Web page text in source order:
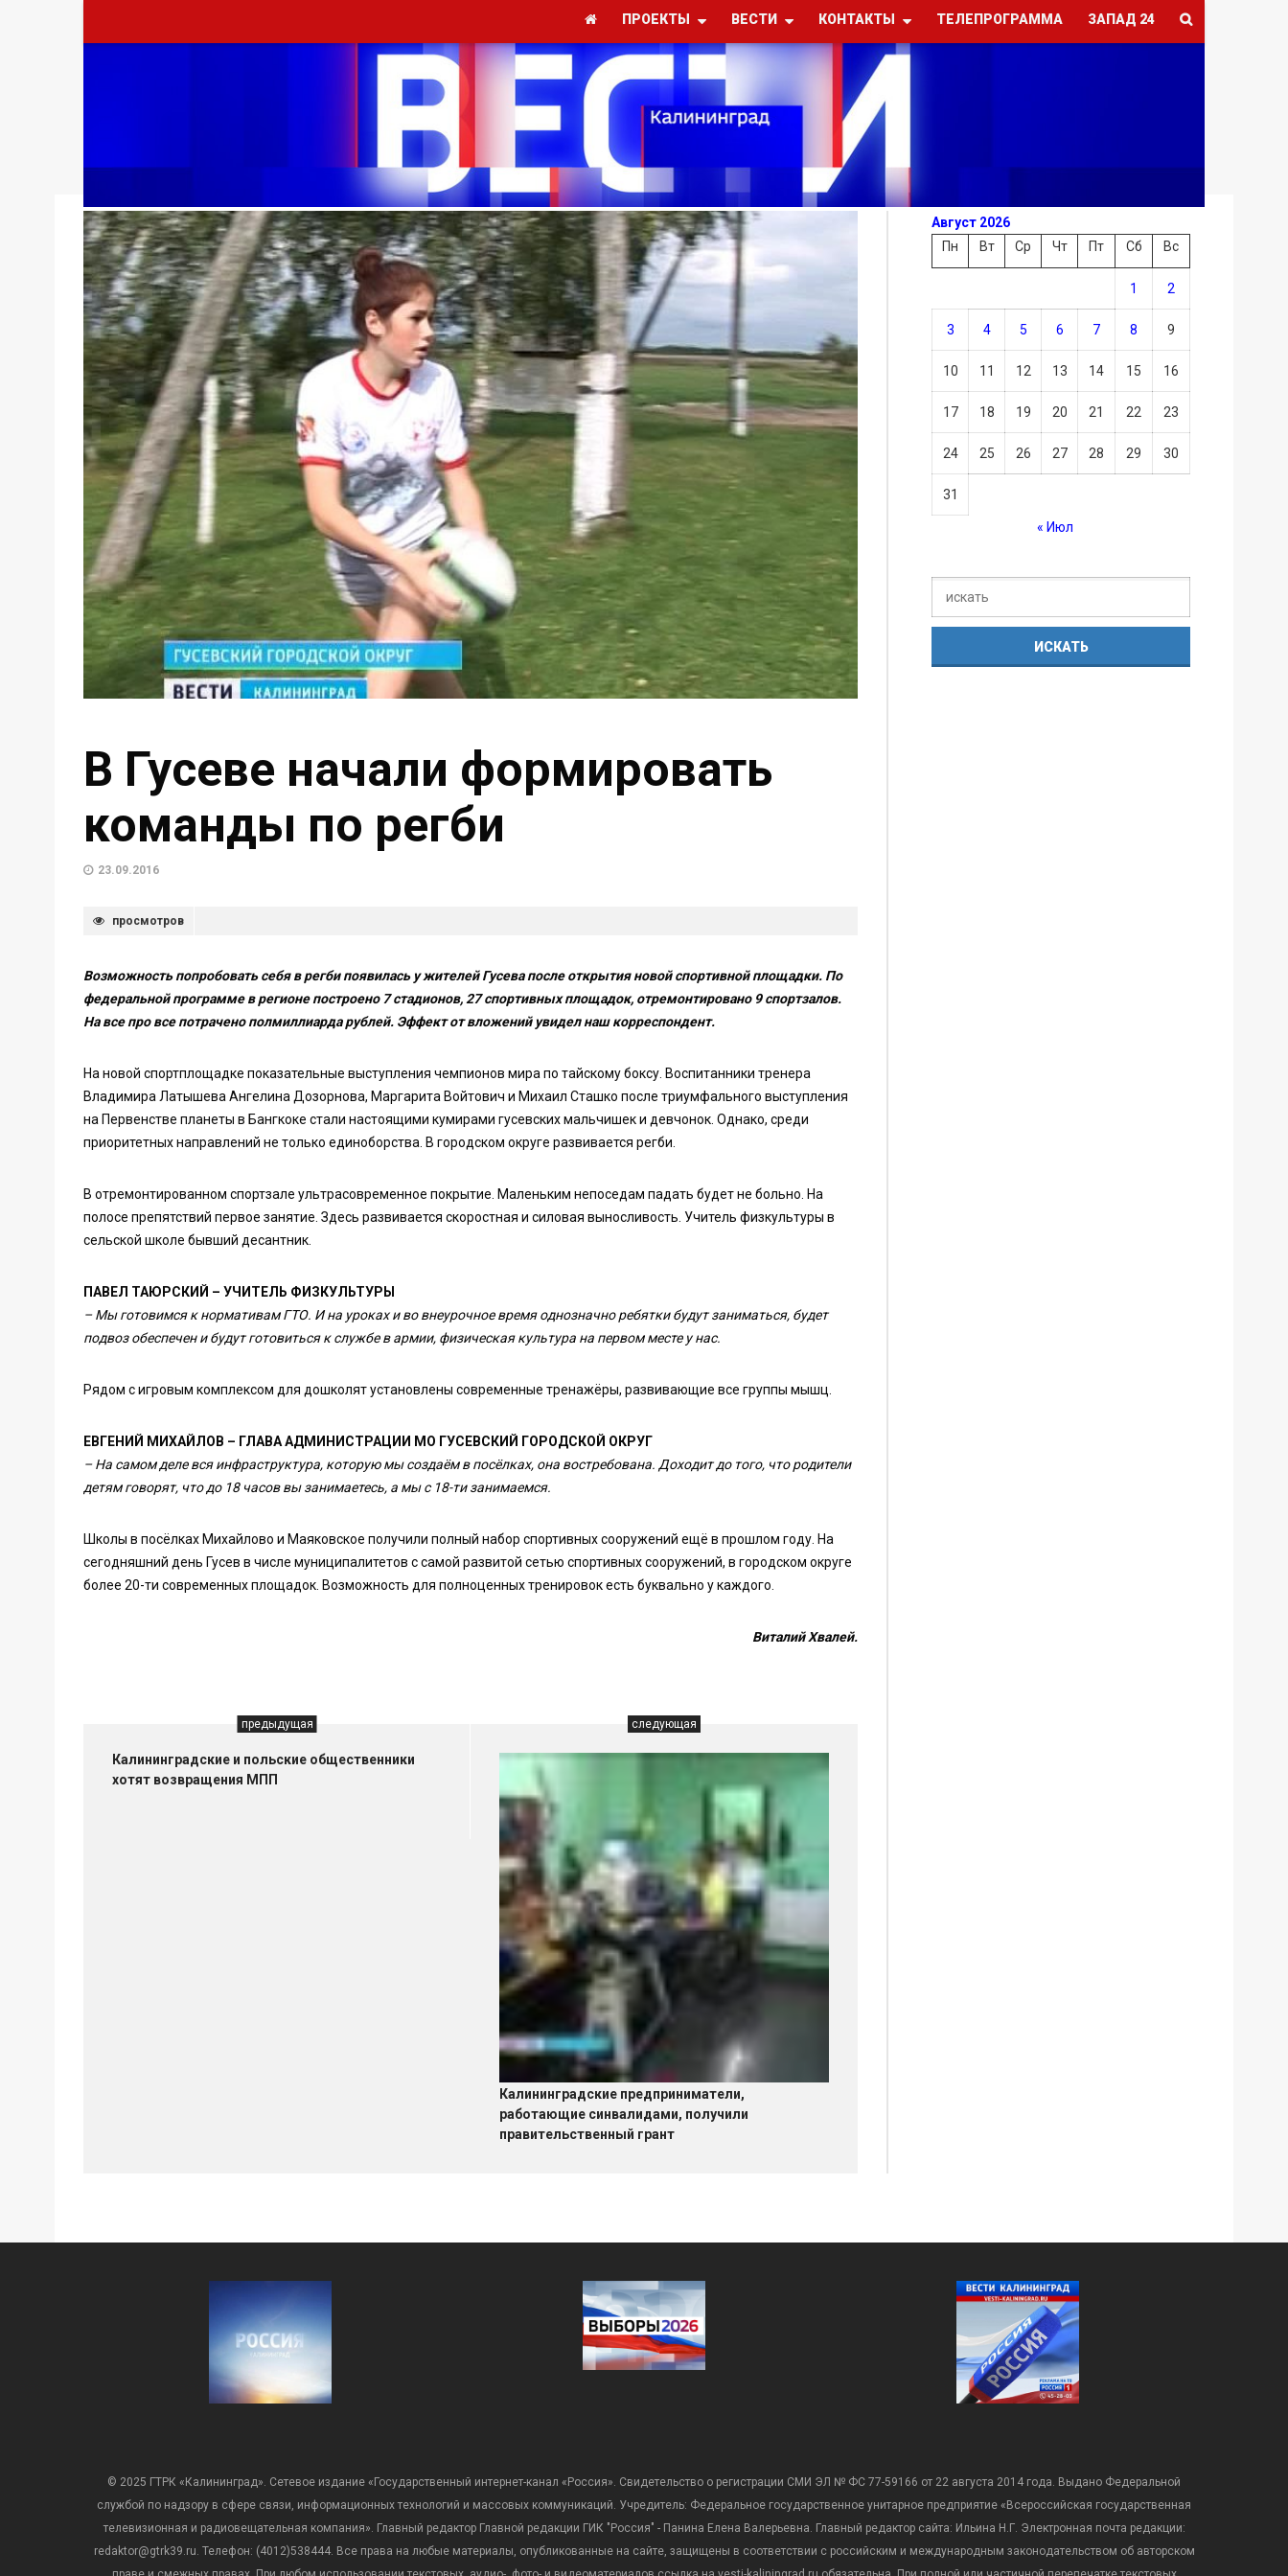
ПРОЕКТЫ ВЕСТИ КОНТАКТЫ ТЕЛЕПРОГРАММА ЗАПАД 24
В Гусеве начали формировать
команды по регби
23.09.2016
просмотров
Возможность попробовать себя в регби появилась у жителей Гусева после открытия новой спортивной площадки. По
федеральной программе в регионе построено 7 стадионов, 27 спортивных площадок, отремонтировано 9 спортзалов.
На все про все потрачено полмиллиарда рублей. Эффект от вложений увидел наш корреспондент.
На новой спортплощадке показательные выступления чемпионов мира по тайскому боксу. Воспитанники тренера
Владимира Латышева Ангелина Дозорнова, Маргарита Войтович и Михаил Сташко после триумфального выступления
на Первенстве планеты в Бангкоке стали настоящими кумирами гусевских мальчишек и девчонок. Однако, среди
приоритетных направлений не только единоборства. В городском округе развивается регби.
В отремонтированном спортзале ультрасовременное покрытие. Маленьким непоседам падать будет не больно. На
полосе препятствий первое занятие. Здесь развивается скоростная и силовая выносливость. Учитель физкультуры в
сельской школе бывший десантник.
ПАВЕЛ ТАЮРСКИЙ – УЧИТЕЛЬ ФИЗКУЛЬТУРЫ
– Мы готовимся к нормативам ГТО. И на уроках и во внеурочное время однозначно ребятки будут заниматься, будет
подвоз обеспечен и будут готовиться к службе в армии, физическая культура на первом месте у нас.
Рядом с игровым комплексом для дошколят установлены современные тренажёры, развивающие все группы мышц.
ЕВГЕНИЙ МИХАЙЛОВ – ГЛАВА АДМИНИСТРАЦИИ МО ГУСЕВСКИЙ ГОРОДСКОЙ ОКРУГ
– На самом деле вся инфраструктура, которую мы создаём в посёлках, она востребована. Доходит до того, что родители
детям говорят, что до 18 часов вы занимаетесь, а мы с 18-ти занимаемся.
Школы в посёлках Михайлово и Маяковское получили полный набор спортивных сооружений ещё в прошлом году. На
сегодняшний день Гусев в числе муниципалитетов с самой развитой сетью спортивных сооружений, в городском округе
более 20-ти современных площадок. Возможность для полноценных тренировок есть буквально у каждого.
Виталий Хвалей.
предыдущая
Калининградские и польские общественники
хотят возвращения МПП
следующая
Калининградские предприниматели,
работающие cинвалидами, получили
правительственный грант
Август 2026
Пн
Вт Ср Чт Пт Сб Вс
1 2
3 4 5 6 7 8 9
10 11 12 13 14 15 16
17 18 19 20 21 22 23
24 25 26 27 28 29 30
31
« Июл
© 2025 ГТРК «Калининград». Сетевое издание «Государственный интернет-канал «Россия». Свидетельство о регистрации СМИ ЭЛ № ФС 77-59166 от 22 августа 2014 года. Выдано Федеральной
службой по надзору в сфере связи, информационных технологий и массовых коммуникаций. Учредитель: Федеральное государственное унитарное предприятие «Всероссийская государственная
телевизионная и радиовещательная компания». Главный редактор Главной редакции ГИК "Россия" - Панина Елена Валерьевна. Главный редактор сайта: Ильина Н.Г. Электронная почта редакции:
redaktor@gtrk39.ru. Телефон: (4012)538444. Все права на любые материалы, опубликованные на сайте, защищены в соответствии с российским и международным законодательством об авторском